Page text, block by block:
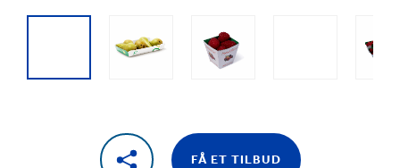
FÅ ET TILBUD